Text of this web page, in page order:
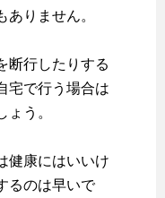
りません。
断行したりする
宅で行う場合は
ょう。
健康にはいいけ
るのは早いで